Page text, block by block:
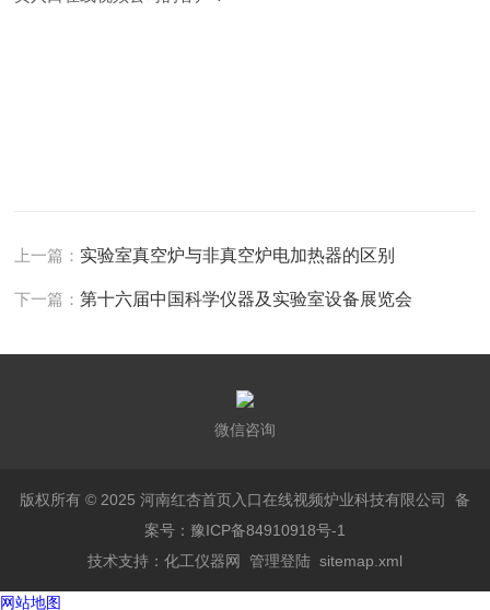
上一篇： 实验室真空炉与非真空炉电加热器的区别
下一篇：第十六届中国科学仪器及实验室设备展览会
微信咨询
版权所有 © 2025 河南红杏首页入口在线视频炉业科技有限公司 备
案号：豫ICP备84910918号-1
技术支持： 化工仪器网 管理登陆 sitemap.xml
网站地图